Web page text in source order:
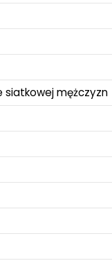
siatkowej mężczyzn